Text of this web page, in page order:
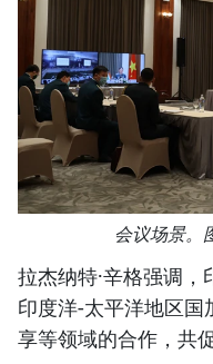
会议场景。
拉杰纳特·辛格强调
印度洋-太平洋地区
享等领域的合作，共促